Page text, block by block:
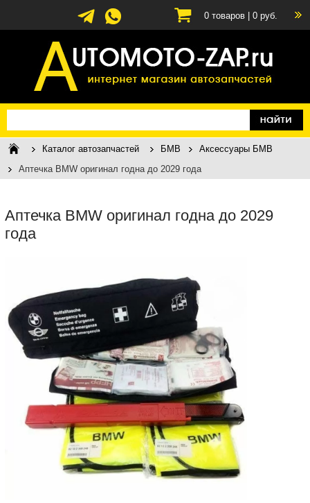
0 товаров | 0 руб.
Каталог автозапчастей БМВ
Аксессуары БМВ
Аптечка BMW оригинал годна до 2029 года
Аптечка BMW оригинал годна до 2029
года